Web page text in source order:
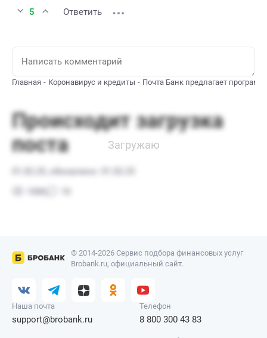
5
Ответить
Главная Коронавирус и кредиты Почта Банк предлагает
© 2014-2026 Сервис подбора финансовых услуг
Brobank.ru, официальный сайт.
Наша почта
support@brobank.ru
Телефон
8 800 300 43 83